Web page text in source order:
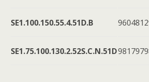
SE1.100.150.55.4.51D.B
SE1.75.100.130.2.52S.C.N.51D